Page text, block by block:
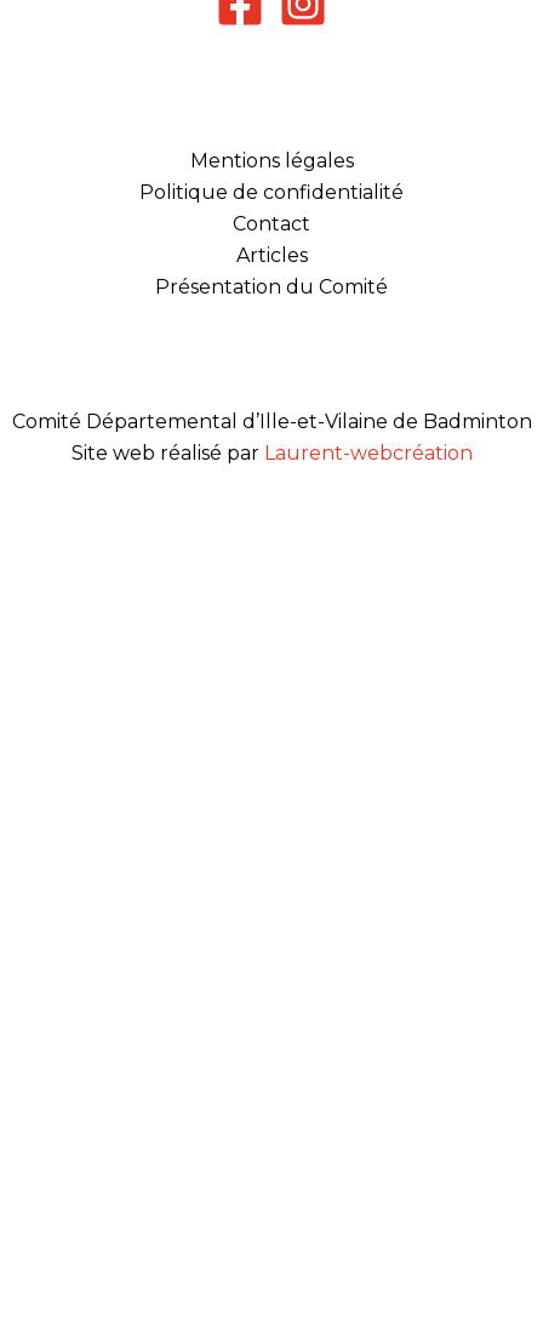
Mentions légales
Politique de confidentialité
Contact
Articles
Présentation du Comité
Comité Départemental d’Ille-et-Vilaine de Badminton
Site web réalisé par Laurent-webcréation